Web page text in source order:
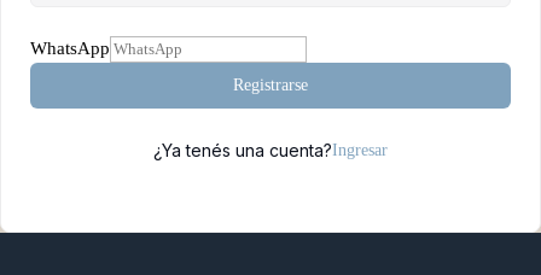
WhatsApp
Registrarse
¿Ya tenés una cuenta?Ingresar